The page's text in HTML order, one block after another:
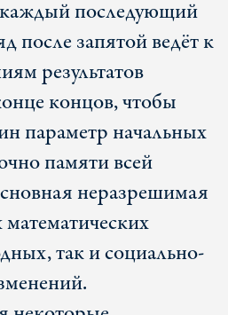
последующий
после запятой ведёт к
результатов
концов, чтобы
параметр начальных
памяти всей
неразрешимая
так и социально-